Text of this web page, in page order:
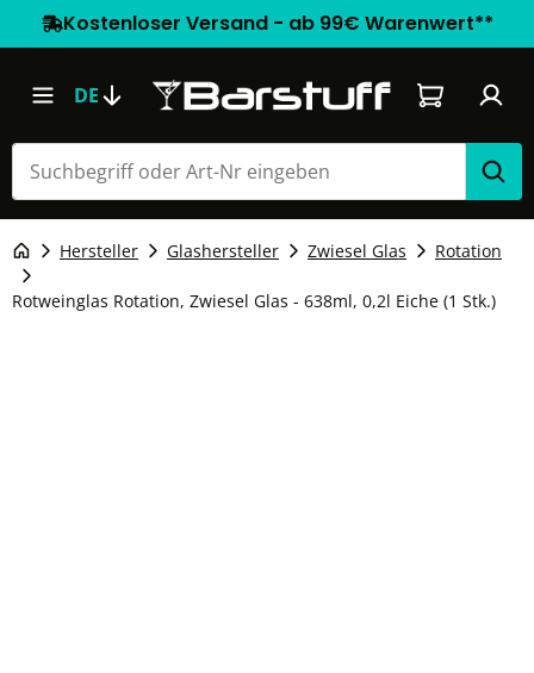
Kostenloser Versand - ab 99€ Warenwert**
DE Warenkorb
Hersteller Glashersteller Zwiesel Glas Rotation
Rotweinglas Rotation, Zwiesel Glas - 638ml, 0,2l Eiche (1 Stk.)